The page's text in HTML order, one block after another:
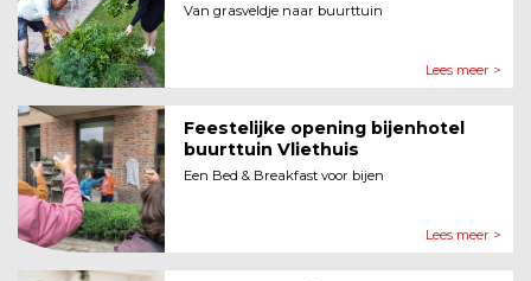
Van grasveldje naar buurttuin
Lees meer >
Feestelijke opening bijenhotel
buurttuin Vliethuis
Een Bed & Breakfast voor bijen
Lees meer >